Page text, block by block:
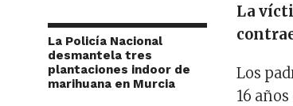
La Policía Nacional
desmantela tres
plantaciones indoor de
marihuana en Murcia
La
Los
16